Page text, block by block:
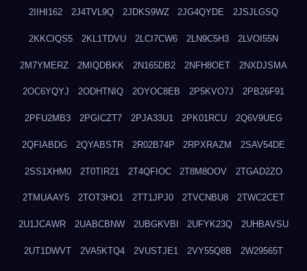
2IIHI162 2J4TVL9Q 2JDKS9WZ 2JG4QYDE 2JSJLGSQ
2KKCIQS5 2KL1TDVU 2LCI7CW6 2LN9C5H3 2LVOI55N
2M7YMERZ 2MIQDBKK 2N165DB2 2NFH8OET 2NXDJSMA
2OC6YQYJ 2ODHTNIQ 2OYOC8EB 2P5KVO7J 2PB26F91
2PFU2MB3 2PGICZT7 2PJA33U1 2PK01RCU 2Q6V9UEG
2QFIABDG 2QYABSTR 2R02B74P 2RPXRAZM 2SAV54DE
2SS1XHM0 2T0TIR21 2T4QFIOC 2T8M8OOV 2TGAD2ZO
2TMUAAY5 2TOT3HO1 2TT1JPJ0 2TVCNBU8 2TWC2CET
2U1JCAWR 2UABCBNW 2UBGKVBI 2UFYK23Q 2UHBAVSU
2UT1DWVT 2VA5KTQ4 2VUSTJE1 2VY55Q8B 2W29565T